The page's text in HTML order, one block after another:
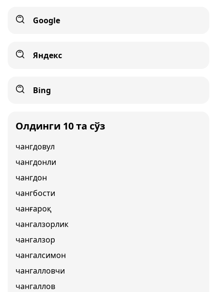
Google
Яндекс
Bing
Олдинги 10 та сўз
чангдовул
чангдонли
чангдон
чангбости
чанғароқ
чангалзорлик
чангалзор
чангалсимон
чангалловчи
чангаллов